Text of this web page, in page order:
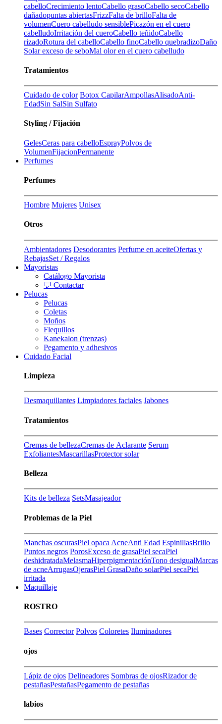
cabelloCrecimiento lentoCabello grasoCabello secoCabello
dañadopuntas abiertasFrizzFalta de brilloFalta de
volumenCuero cabelludo sensiblePicazón en el cuero
cabelludoIrritación del cueroCabello teñidoCabello
rizadoRotura del cabelloCabello finoCabello quebradizoDaño
Solarexceso de seboMal olor en el cuero cabelludo
Tratamientos
Cuidado de color Botox CapilarAmpollasAlisadoAnti-
EdadSin SalSin Sulfato
Styling / Fijación
GelesCeras para cabelloEsprayPolvos de
VolumenFijacionPermanente
Perfumes
Perfumes
Hombre Mujeres Unisex
Otros
Ambientadores Desodorantes Perfume en aceiteOfertas y
RebajasSet / Regalos
Mayoristas
Catálogo Mayorista
💬 Contactar
Pelucas
Pelucas
Coletas
Moños
Flequillos
Kanekalon (trenzas)
Pegamento y adhesivos
Cuidado Facial
Limpieza
Desmaquillantes Limpiadores faciales Jabones
Tratamientos
Cremas de bellezaCremas de Aclarante Serum
ExfoliantesMascarillasProtector solar
Belleza
Kits de belleza SetsMasajeador
Problemas de la Piel
Manchas oscurasPiel opaca AcneAnti Edad EspinillasBrillo
Puntos negros PorosExceso de grasaPiel secaPiel
deshidratadaMelasmaHiperpigmentaciónTono desigualMarcas
de acneArrugasOjerasPiel GrasaDaño solarPiel secaPiel
irritada
Maquillaje
ROSTRO
Bases Corrector Polvos Coloretes Iluminadores
ojos
Lápiz de ojos Delineadores Sombras de ojosRizador de
pestañasPestañasPegamento de pestañas
labios